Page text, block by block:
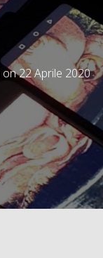
on22 Aprile 2020